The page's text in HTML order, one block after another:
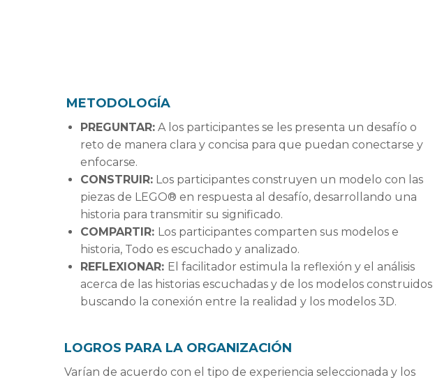
METODOLOGÍA
LOGROS PARA LA ORGANIZACIÓN
Varían de acuerdo con el tipo de experiencia seleccionada y los
PREGUNTAR: A los participantes se les presenta un desafío o
reto de manera clara y concisa para que puedan conectarse y
enfocarse.
CONSTRUIR: Los participantes construyen un modelo con las
piezas de LEGO® en respuesta al desafío, desarrollando una
historia para transmitir su significado.
COMPARTIR: Los participantes comparten sus modelos e
historia, Todo es escuchado y analizado.
REFLEXIONAR: El facilitador estimula la reflexión y el análisis
acerca de las historias escuchadas y de los modelos construidos
buscando la conexión entre la realidad y los modelos 3D.